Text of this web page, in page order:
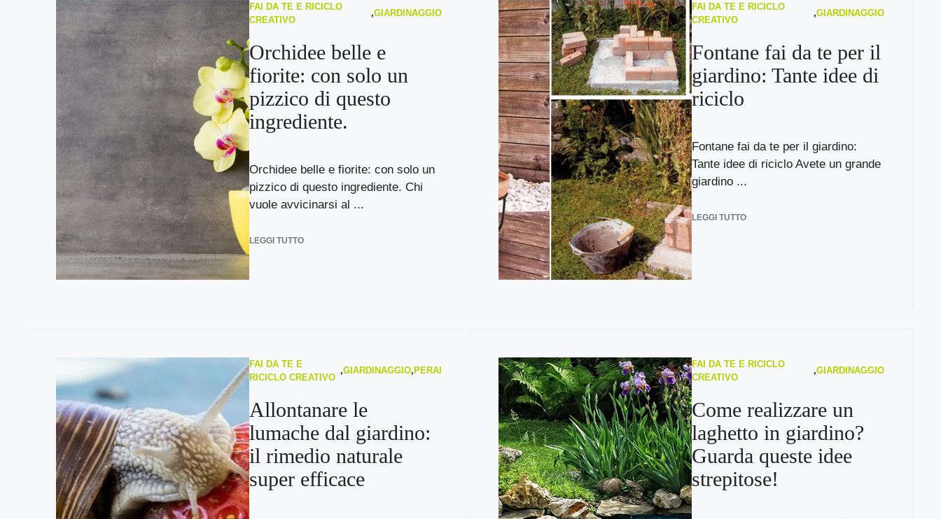
FAI DA TE E RICICLO
CREATIVO
,GIARDINAGGIO
Orchidee belle e
fiorite: con solo un
pizzico di questo
ingrediente.
Orchidee belle e fiorite: con solo un
pizzico di questo ingrediente. Chi
vuole avvicinarsi al ...
LEGGI TUTTO
FAI DA TE E RICICLO
CREATIVO
,GIARDINAGGIO
Fontane fai da te per il
giardino: Tante idee di
riciclo
Fontane fai da te per il giardino:
Tante idee di riciclo Avete un grande
giardino ...
LEGGI TUTTO
FAI DA TE E
RICICLO CREATIVO
,GIARDINAGGIO, PERAI
Allontanare le
lumache dal giardino:
il rimedio naturale
super efficace
FAI DA TE E RICICLO
CREATIVO
,GIARDINAGGIO
Come realizzare un
laghetto in giardino?
Guarda queste idee
strepitose!